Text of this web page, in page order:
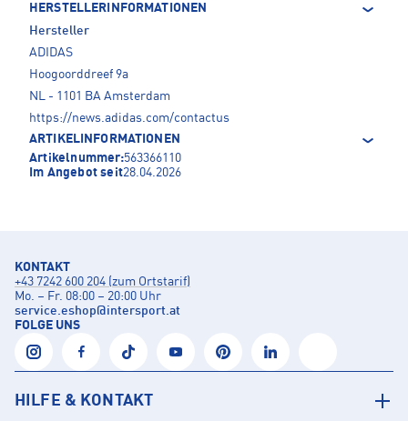
HERSTELLERINFORMATIONEN
Hersteller
ADIDAS
Hoogoorddreef 9a
NL - 1101 BA Amsterdam
https://news.adidas.com/contactus
ARTIKELINFORMATIONEN
Artikelnummer:563366110
Im Angebot seit28.04.2026
KONTAKT
+43 7242 600 204 (zum Ortstarif)
Mo. – Fr. 08:00 – 20:00 Uhr
service.eshop@intersport.at
FOLGE UNS
HILFE & KONTAKT